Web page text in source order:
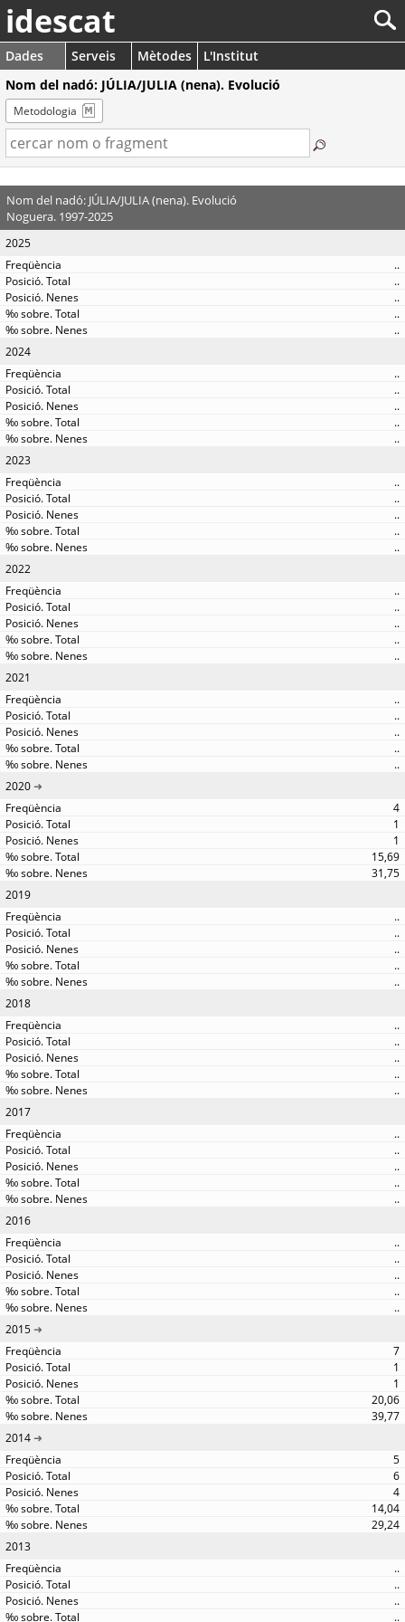
idescat
Dades Serveis Mètodes
L'Institut
Nom del nadó: JÚLIA/JULIA (nena). Evolució
Metodologia
Nom del nadó: JÚLIA/JULIA (nena). Evolució
Noguera. 1997-2025
2025
..
..
..
..
..
2024
..
..
..
..
..
2023
..
..
..
..
..
2022
..
..
..
..
..
2021
..
..
..
..
..
2020
4
1
1
15,69
31,75
2019
..
..
..
..
..
2018
..
..
..
..
..
2017
..
..
..
..
..
2016
..
..
..
..
..
2015
7
1
1
20,06
39,77
2014
5
6
4
14,04
29,24
2013
..
..
..
..